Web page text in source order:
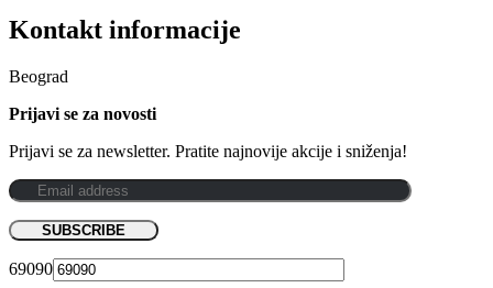
Kontakt informacije
Beograd
Prijavi se za novosti
Prijavi se za newsletter. Pratite najnovije akcije i sniženja!
69090